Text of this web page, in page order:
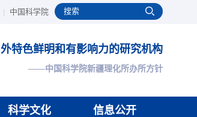
| 中国科学院
特色鲜明和有影响力的研究机构
——中国科学院新疆理化所办所方针
科学文化 信息公开